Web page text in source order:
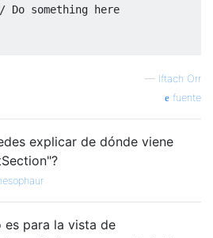
Do something here
— Iftach Orr
fuente
explicar de dónde viene
es para la vista de